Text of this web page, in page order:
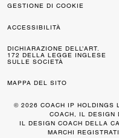
GESTIONE DI COOKIE
ACCESSIBILITÀ
DICHIARAZIONE DELL’ART.
172 DELLA LEGGE INGLESE
SULLE SOCIETÀ
MAPPA DEL SITO
© 2026 COACH IP HOLDINGS
COACH, IL DESIGN
IL DESIGN COACH DELLA
MARCHI